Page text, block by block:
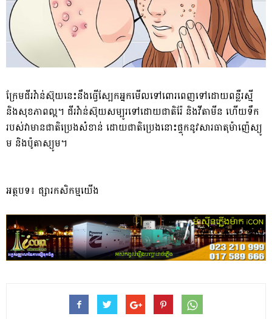
ក្រែ​ម​ជីរវ៉ាន់ស៊ុយ​នេះ​នឹងធ្វើ​ស្បែក​អ្នក​មើលទៅ​ពោរពេញ​ទៅដោយ​ពន្លឺ​រស្មី​
និង​សុខ​ភាពល្អ​។ ជីរវ៉ាន់ស៊ុយ​សម្បូរ​ទៅដោយ​ជាតិ​រ៉ែ និង​វីតាមីន ហើយ​ទឹក​
របស់​វា​មាន​ជាតិ​ប្រេង​សំខាន់ ដោយ​ជាតិ​ប្រេង​នោះ​ផ្ទុក​នូវ​សារធាតុ​ម៉ាញ៉េ​ស្យូ​
ម និង​ប៉ូ​តា​ស្យូ​ម​។​
អត្ថបទ៖ ផ្សារកសិកម្មយើង